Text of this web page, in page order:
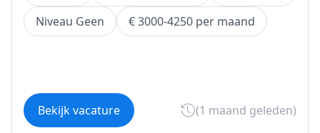
Niveau Geen
€ 3000-4250 per maand
Bekijk vacature (1 maand geleden)